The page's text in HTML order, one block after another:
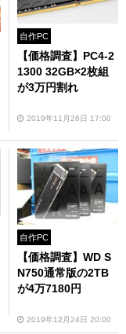
自作PC
【価格調査】PC4-2
1300 32GB×2枚組
が3万円割れ
2019年11月26日 17:00
自作PC
【価格調査】WD S
N750通常版の2TB
が4万7180円
2019年12月24日 20:00